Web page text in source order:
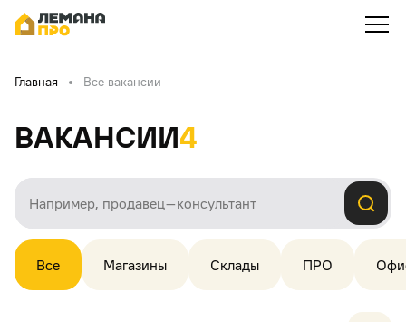
Главная Все вакансии
Вакансии4
Все Магазины Склады ПРО